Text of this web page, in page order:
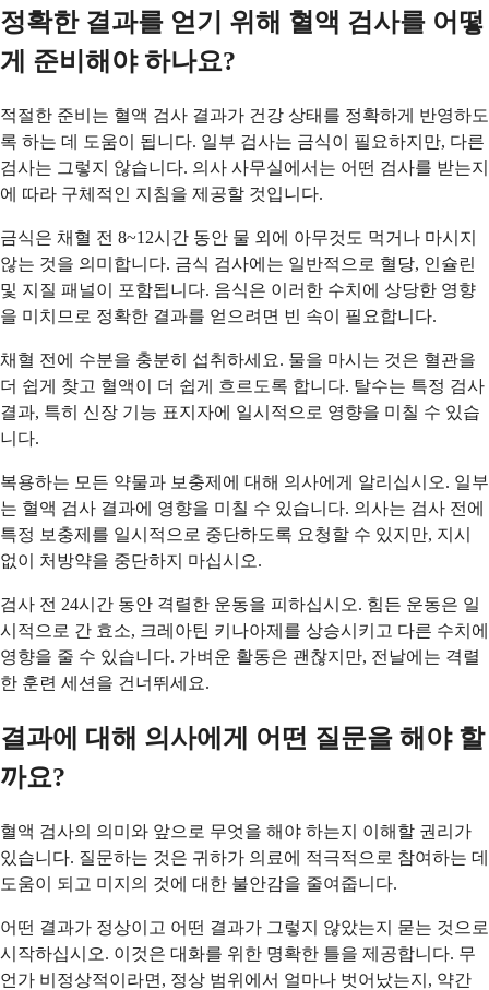
정확한 결과를 얻기 위해 혈액 검사를 어떻
게 준비해야 하나요?
적절한 준비는 혈액 검사 결과가 건강 상태를 정확하게 반영하도
록 하는 데 도움이 됩니다. 일부 검사는 금식이 필요하지만, 다른
검사는 그렇지 않습니다. 의사 사무실에서는 어떤 검사를 받는지
에 따라 구체적인 지침을 제공할 것입니다.
금식은 채혈 전 8~12시간 동안 물 외에 아무것도 먹거나 마시지
않는 것을 의미합니다. 금식 검사에는 일반적으로 혈당, 인슐린
및 지질 패널이 포함됩니다. 음식은 이러한 수치에 상당한 영향
을 미치므로 정확한 결과를 얻으려면 빈 속이 필요합니다.
채혈 전에 수분을 충분히 섭취하세요. 물을 마시는 것은 혈관을
더 쉽게 찾고 혈액이 더 쉽게 흐르도록 합니다. 탈수는 특정 검사
결과, 특히 신장 기능 표지자에 일시적으로 영향을 미칠 수 있습
니다.
복용하는 모든 약물과 보충제에 대해 의사에게 알리십시오. 일부
는 혈액 검사 결과에 영향을 미칠 수 있습니다. 의사는 검사 전에
특정 보충제를 일시적으로 중단하도록 요청할 수 있지만, 지시
없이 처방약을 중단하지 마십시오.
검사 전 24시간 동안 격렬한 운동을 피하십시오. 힘든 운동은 일
시적으로 간 효소, 크레아틴 키나아제를 상승시키고 다른 수치에
영향을 줄 수 있습니다. 가벼운 활동은 괜찮지만, 전날에는 격렬
한 훈련 세션을 건너뛰세요.
결과에 대해 의사에게 어떤 질문을 해야 할
까요?
혈액 검사의 의미와 앞으로 무엇을 해야 하는지 이해할 권리가
있습니다. 질문하는 것은 귀하가 의료에 적극적으로 참여하는 데
도움이 되고 미지의 것에 대한 불안감을 줄여줍니다.
어떤 결과가 정상이고 어떤 결과가 그렇지 않았는지 묻는 것으로
시작하십시오. 이것은 대화를 위한 명확한 틀을 제공합니다. 무
언가 비정상적이라면, 정상 범위에서 얼마나 벗어났는지, 약간